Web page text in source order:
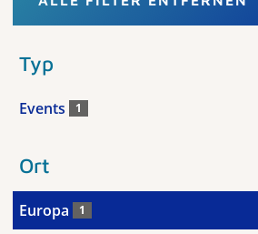
Typ
Events 1
Ort
Europa 1